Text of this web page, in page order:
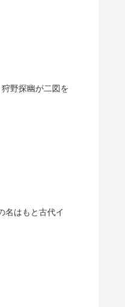
野探幽が二図を
名はもと古代イ